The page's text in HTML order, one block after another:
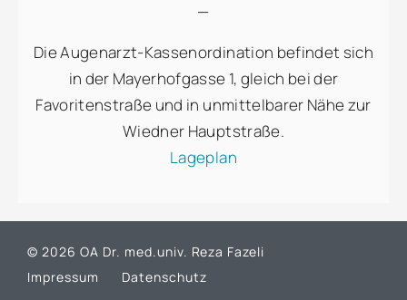
—
Die Augenarzt-Kassenordination befindet sich
in der Mayerhofgasse 1, gleich bei der
Favoritenstraße und in unmittelbarer Nähe zur
Wiedner Hauptstraße.
Lageplan
© 2026 OA Dr. med.univ. Reza Fazeli
Impressum
Datenschutz